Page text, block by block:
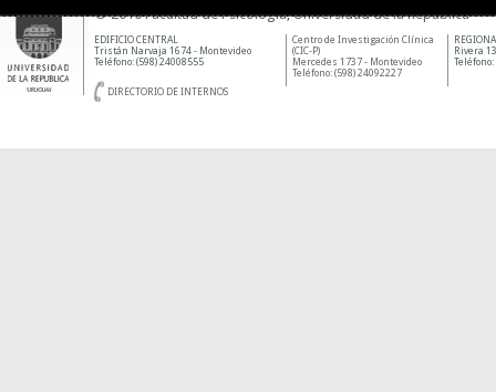
© 2010 Facultad de Psicología, Universidad de la República
Rivera
Teléfono:
Centro de Investigación Clínica
(CIC-P)
Mercedes 1737 - Montevideo
Teléfono: (598) 24092227
EDIFICIO CENTRAL
Tristán Narvaja 1674 - Montevideo
Teléfono: (598) 24008555
DIRECTORIO DE INTERNOS